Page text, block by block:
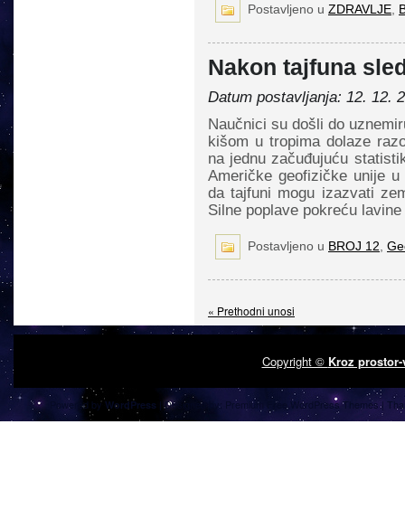
Postavljeno u ZDRAVLJE
Nakon tajfuna
Datum postavljanja: 12. 12.
Naučnici su došli do
kišom u tropima dolaze
na jednu začuđujuću
Američke geofizičke unije
da tajfuni mogu izazvati
Silne poplave pokreću
Postavljeno u BROJ 12
« Prethodni unosi
Copyright © Kroz prostor-
Powered byWordPress | Designed by: Premium Free WordPress Themes|